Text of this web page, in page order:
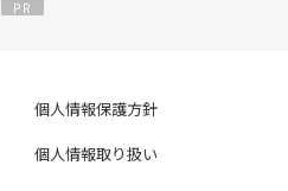
個人情報保護方針
個人情報取り扱い